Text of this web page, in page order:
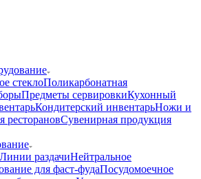
стеклоПоликарбонатная
Предметы сервировкиКухонный
Кондитерский инвентарьНожи и
ресторановСувенирная продукция
Линии раздачиНейтральное
для фаст-фудаПосудомоечное